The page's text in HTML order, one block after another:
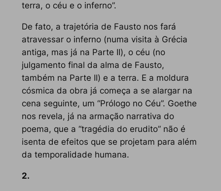
terra, o céu e o inferno”.
De fato, a trajetória de Fausto nos fará
atravessar o inferno (numa visita à Grécia
antiga, mas já na Parte II), o céu (no
julgamento final da alma de Fausto,
também na Parte II) e a terra. E a moldura
cósmica da obra já começa a se alargar na
cena seguinte, um “Prólogo no Céu”. Goethe
nos revela, já na armação narrativa do
poema, que a “tragédia do erudito” não é
isenta de efeitos que se projetam para além
da temporalidade humana.
2.